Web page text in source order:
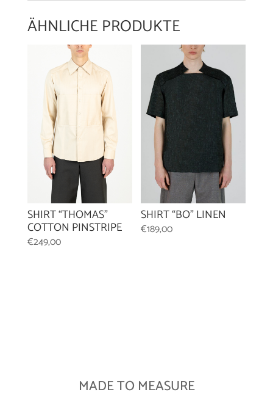
ÄHNLICHE PRODUKTE
SHIRT “THOMAS”
COTTON PINSTRIPE
€249,00
SHIRT “BO” LINEN
€189,00
MADE TO MEASURE